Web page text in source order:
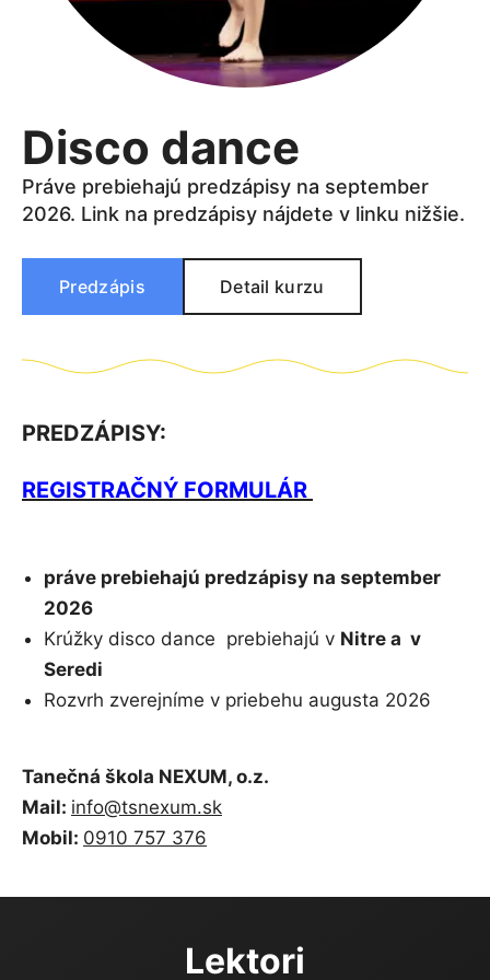
Disco dance
Práve prebiehajú predzápisy na september
2026. Link na predzápisy nájdete v linku nižšie.
Predzápis Detail kurzu
PREDZÁPISY:
REGISTRAČNÝ FORMULÁR
práve prebiehajú predzápisy na september
2026
Krúžky disco dance prebiehajú v Nitre a v
Seredi
Rozvrh zverejníme v priebehu augusta 2026
Tanečná škola NEXUM, o.z.
Mail: info@tsnexum.sk
Mobil: 0910 757 376
Lektori